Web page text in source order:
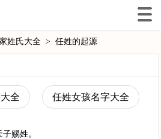
姓氏大全 > 任姓的起源
全 任姓女孩名字大全
赐姓。